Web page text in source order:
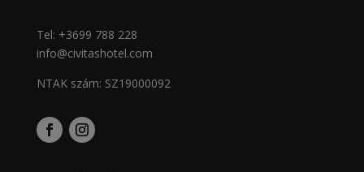
Tel: +3699 788 228
info@civitashotel.com
NTAK szám: SZ19000092